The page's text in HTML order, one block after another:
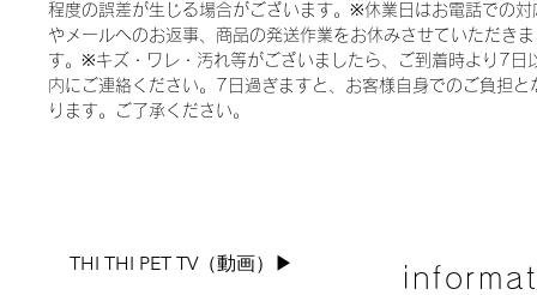
程度の誤差が生じる場合がございます。※休業日はお電話での対
やメールへのお返事、商品の発送作業をお休みさせていただきま
す。※キズ・ワレ・汚れ等がございましたら、ご到着時より7日
内にご連絡ください。7日過ぎますと、お客様自身でのご負担と
ります。ご了承ください。
THI THI PET TV（動画）▶︎